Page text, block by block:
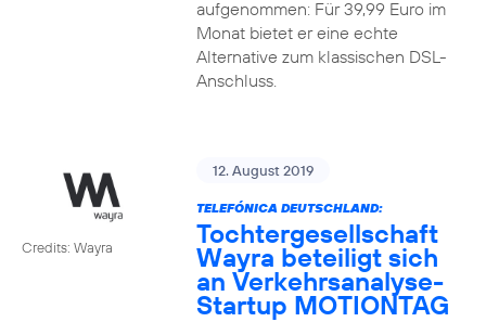
aufgenommen: Für 39,99 Euro im
Monat bietet er eine echte
Alternative zum klassischen DSL-
Anschluss.
Credits: Wayra
12. August 2019
TELEFÓNICA DEUTSCHLAND:
Tochtergesellschaft
Wayra beteiligt sich
an Verkehrsanalyse-
Startup MOTIONTAG